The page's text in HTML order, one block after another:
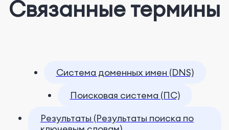
Связанные термины
Система доменных имен (DNS)
Поисковая система (ПС)
Результаты (Результаты поиска по